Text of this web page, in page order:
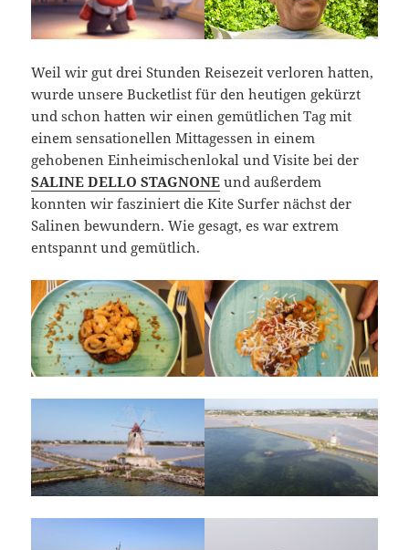
Weil wir gut drei Stunden Reisezeit verloren hatten,
wurde unsere Bucketlist für den heutigen gekürzt
und schon hatten wir einen gemütlichen Tag mit
einem sensationellen Mittagessen in einem
gehobenen Einheimischenlokal und Visite bei der
SALINE DELLO STAGNONE und außerdem
konnten wir fasziniert die Kite Surfer nächst der
Salinen bewundern. Wie gesagt, es war extrem
entspannt und gemütlich.